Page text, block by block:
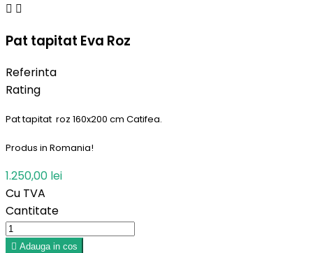
 
Pat tapitat Eva Roz
Referinta
Rating
Pat tapitat roz 160x200 cm Catifea.
Produs in Romania!
1.250,00 lei
Cu TVA
Cantitate
 Adauga in cos